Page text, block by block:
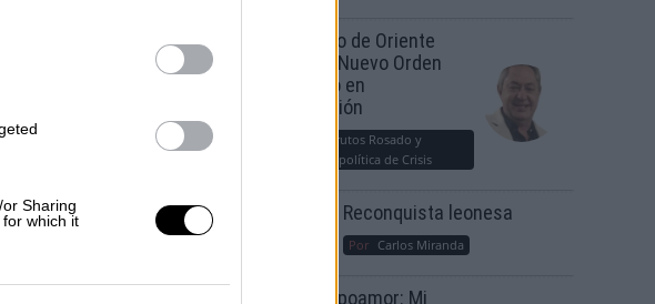
Sharing
which it
El Conflicto de Oriente
Medio: Un Nuevo Orden
Autoritario en
Construcción
Álvaro Frutos Rosado y
Gabinete Geopolítica de Crisis
Reconquista leonesa
Por Carlos Miranda
Clara Campoamor: Mi